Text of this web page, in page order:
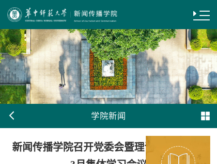
学院新闻
新闻传播学院召开党委会暨理论学习中心组